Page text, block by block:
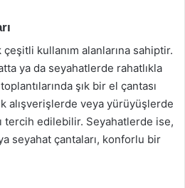
kullanım alanlarına sahiptir.
ya da seyahatlerde rahatlıkla
şık bir el çantası
alışverişlerde veya yürüyüşlerde
tercih edilebilir. Seyahatlerde ise,
seyahat çantaları, konforlu bir